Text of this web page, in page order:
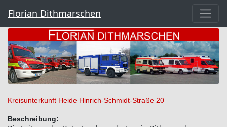
Florian Dithmarschen
Kreisunterkunft Heide Hinrich-Schmidt-Straße 20
Beschreibung: